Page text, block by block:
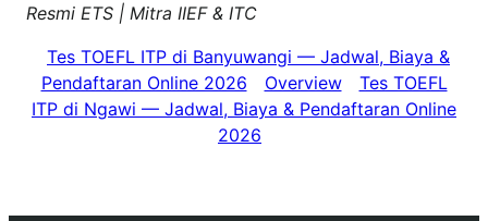
Resmi ETS | Mitra IIEF & ITC
Tes TOEFL ITP di Banyuwangi — Jadwal, Biaya &
Pendaftaran Online 2026
Overview
Tes TOEFL
ITP di Ngawi — Jadwal, Biaya & Pendaftaran Online
2026